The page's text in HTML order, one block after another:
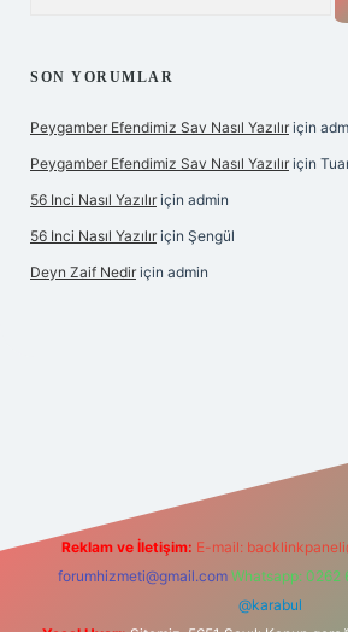
SON YORUMLAR
Peygamber Efendimiz Sav Nasıl Yazılır için
Peygamber Efendimiz Sav Nasıl Yazılır için
56 Inci Nasıl Yazılır için admin
56 Inci Nasıl Yazılır için Şengül
Deyn Zaif Nedir için admin
Reklam ve İletişim: E-mail:
forumhizmeti@gmail.com Whatsapp: 0262
@karabul